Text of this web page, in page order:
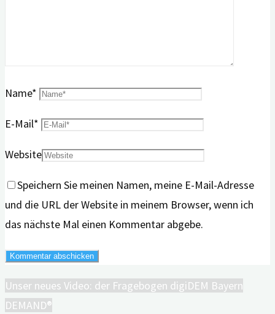
Name*
E-Mail*
Website
Speichern Sie meinen Namen, meine E-Mail-Adresse
und die URL der Website in meinem Browser, wenn ich
das nächste Mal einen Kommentar abgebe.
Unser neues Video: der Fragebogen digiDEM Bayern
DEMAND®